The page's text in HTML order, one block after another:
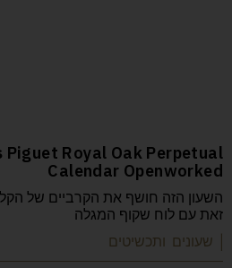
Piguet Royal Oak Perpetual
Calendar Openworked
השעון הזה חושף את הקרביים של
זאת עם לוח שקוף המגלה
| שעונים ותכשיטים